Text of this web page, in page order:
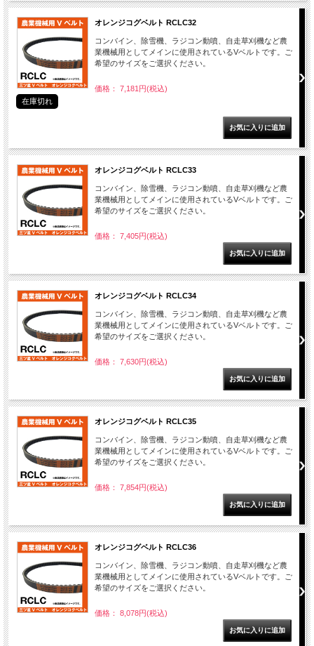
オレンジコグベルト RCLC32
コンバイン、除雪機、ラジコン動噴、自走草刈機など農
業機械用としてメインに使用されているVベルトです。ご
希望のサイズをご選択ください。
価格： 7,181円(税込)
在庫切れ
オレンジコグベルト RCLC33
コンバイン、除雪機、ラジコン動噴、自走草刈機など農
業機械用としてメインに使用されているVベルトです。ご
希望のサイズをご選択ください。
価格： 7,405円(税込)
オレンジコグベルト RCLC34
コンバイン、除雪機、ラジコン動噴、自走草刈機など農
業機械用としてメインに使用されているVベルトです。ご
希望のサイズをご選択ください。
価格： 7,630円(税込)
オレンジコグベルト RCLC35
コンバイン、除雪機、ラジコン動噴、自走草刈機など農
業機械用としてメインに使用されているVベルトです。ご
希望のサイズをご選択ください。
価格： 7,854円(税込)
オレンジコグベルト RCLC36
コンバイン、除雪機、ラジコン動噴、自走草刈機など農
業機械用としてメインに使用されているVベルトです。ご
希望のサイズをご選択ください。
価格： 8,078円(税込)